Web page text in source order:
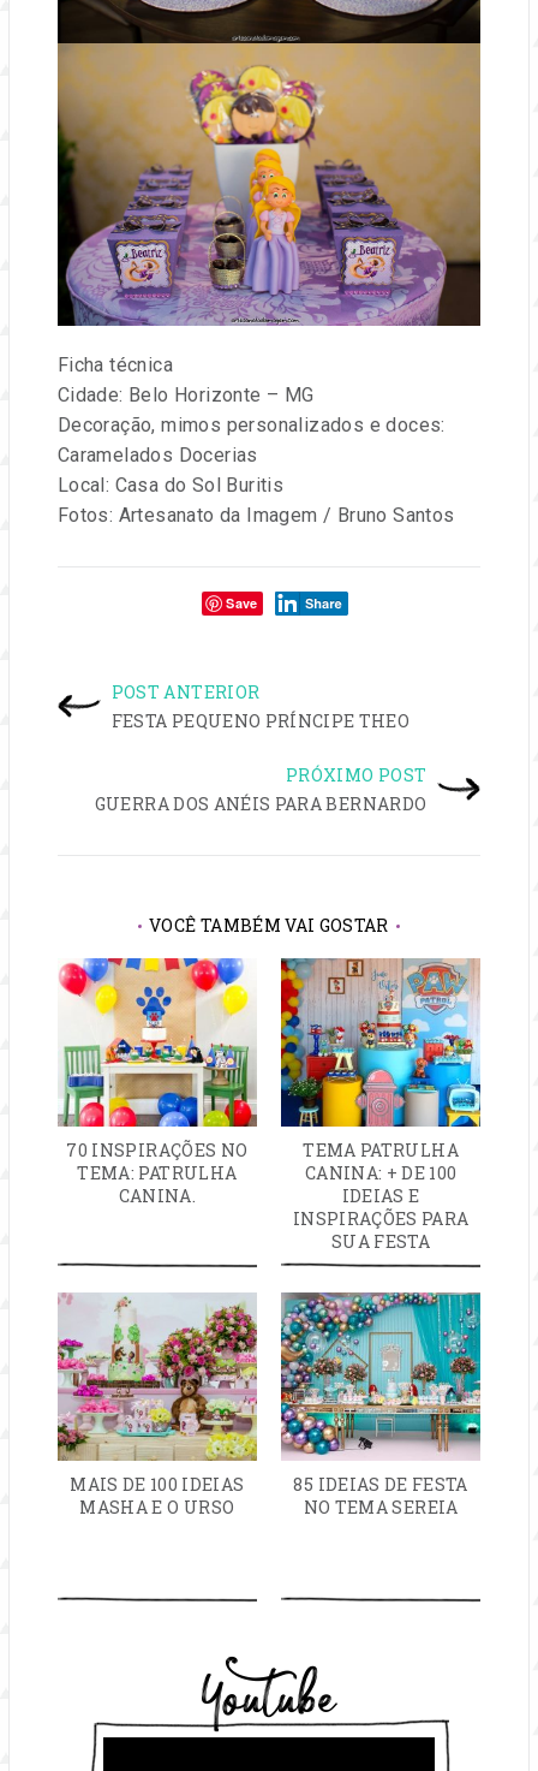
Ficha técnica
Cidade: Belo Horizonte – MG
Decoração, mimos personalizados e doces:
Caramelados Docerias
Local: Casa do Sol Buritis
Fotos: Artesanato da Imagem / Bruno Santos
Compartilhe:
Save
NAVEGAÇÃO
DE
POST
POST ANTERIOR
FESTA PEQUENO PRÍNCIPE THEO
PRÓXIMO POST
GUERRA DOS ANÉIS PARA BERNARDO
VOCÊ TAMBÉM VAI GOSTAR
70 INSPIRAÇÕES NO
TEMA: PATRULHA
CANINA.
TEMA PATRULHA
CANINA: + DE 100
IDEIAS E
INSPIRAÇÕES PARA
SUA FESTA
MAIS DE 100 IDEIAS
MASHA E O URSO
85 IDEIAS DE FESTA
NO TEMA SEREIA
Youtube